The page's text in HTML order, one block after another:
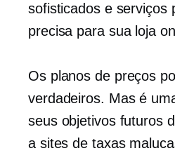
sofisticados e serviços
precisa para sua loja
Os planos de preços
verdadeiros. Mas é
seus objetivos futuros
a sites de taxas